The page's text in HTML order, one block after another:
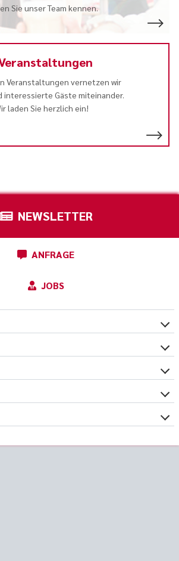
Sie unser Team kennen.
Veranstaltungen vernetzen wir
interessierte Gäste miteinander.
laden Sie herzlich ein!
NEWSLETTER
ANFRAGE
JOBS